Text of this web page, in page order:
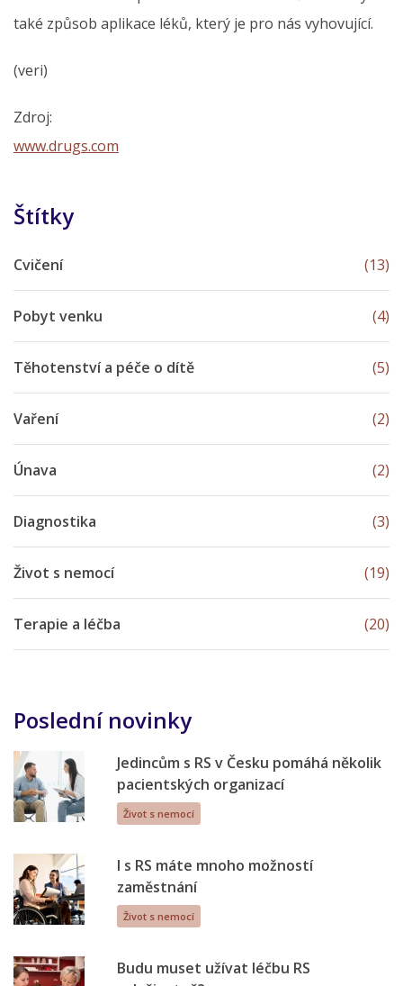
také způsob aplikace léků, který je pro nás vyhovující.
(veri)
Zdroj:
www.drugs.com
Štítky
Cvičení (13)
Pobyt venku (4)
Těhotenství a péče o dítě (5)
Vaření (2)
Únava (2)
Diagnostika (3)
Život s nemocí (19)
Terapie a léčba (20)
Poslední novinky
Jedincům s RS v Česku pomáhá několik
pacientských organizací
Život s nemocí
I s RS máte mnoho možností
zaměstnání
Život s nemocí
Budu muset užívat léčbu RS